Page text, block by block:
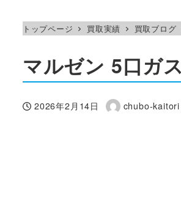
トップページ 買取実績 買取ブログ
マルゼン 5口ガ
投稿日
2026年2月14日
著
chubo-kaitori